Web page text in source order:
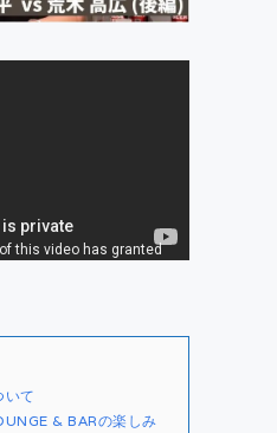
いて
& BARの楽しみ